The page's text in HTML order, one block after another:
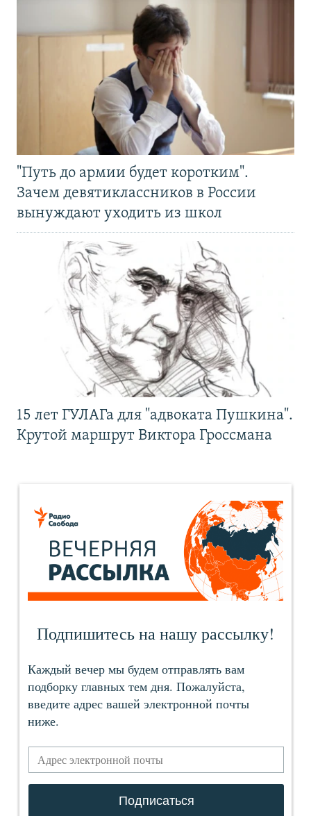
"Путь до армии будет коротким".
Зачем девятиклассников в России
вынуждают уходить из школ
15 лет ГУЛАГа для "адвоката Пушкина".
Крутой маршрут Виктора Гроссмана